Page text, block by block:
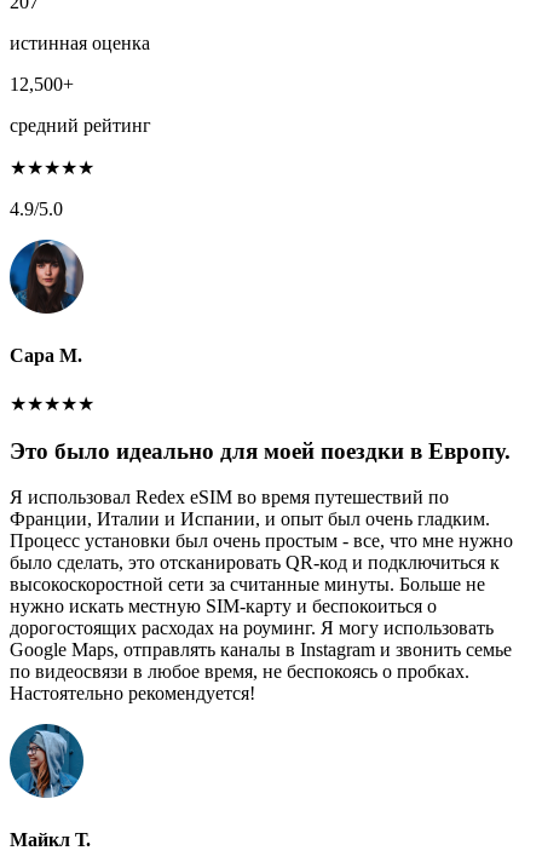
истинная оценка
12,500+
средний рейтинг
★★★★★
4.9/5.0
Сара М.
★★★★★
Это было идеально для моей поездки в Европу.
Я использовал Redex eSIM во время путешествий по
Франции, Италии и Испании, и опыт был очень гладким.
Процесс установки был очень простым - все, что мне нужно
было сделать, это отсканировать QR-код и подключиться к
высокоскоростной сети за считанные минуты. Больше не
нужно искать местную SIM-карту и беспокоиться о
дорогостоящих расходах на роуминг. Я могу использовать
Google Maps, отправлять каналы в Instagram и звонить семье
по видеосвязи в любое время, не беспокоясь о пробках.
Настоятельно рекомендуется!
Майкл Т.